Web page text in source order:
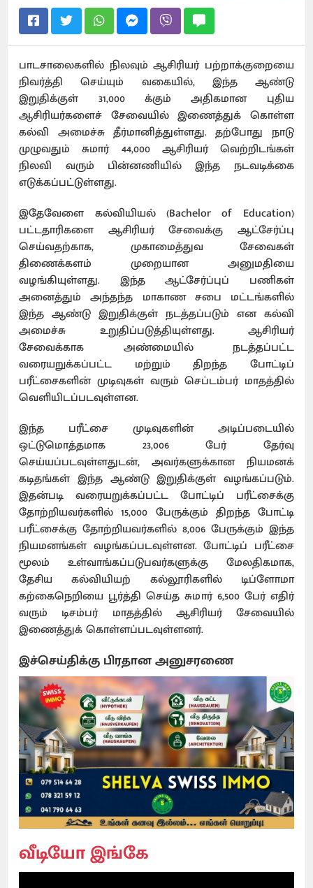
பாடசாலைகளில் நிலவும் ஆசிரியர் பற்றாக்குறையை
நிவர்த்தி செய்யும் வகையில், இந்த ஆண்டு
இறுதிக்குள் 31,000 க்கும் அதிகமான புதிய
ஆசிரியர்களைச் சேவையில் இணைத்துக் கொள்ள
கல்வி அமைச்சு தீர்மானித்துள்ளது. தற்போது நாடு
முழுவதும் சுமார் 44,000 ஆசிரியர் வெற்றிடங்கள்
நிலவி வரும் பின்னணியில் இந்த நடவடிக்கை
எடுக்கப்பட்டுள்ளது.
இதேவேளை கல்வியியல் (Bachelor of Education)
பட்டதாரிகளை ஆசிரியர் சேவைக்கு ஆட்சேர்ப்பு
செய்வதற்காக, முகாமைத்துவ சேவைகள்
திணைக்களம் முறையான அனுமதியை
வழங்கியுள்ளது. இந்த ஆட்சேர்ப்புப் பணிகள்
அனைத்தும் அந்தந்த மாகாண சபை மட்டங்களில்
இந்த ஆண்டு இறுதிக்குள் நடத்தப்படும் என கல்வி
அமைச்சு உறுதிப்படுத்தியுள்ளது. ஆசிரியர்
சேவைக்காக அண்மையில் நடத்தப்பட்ட
வரையறுக்கப்பட்ட மற்றும் திறந்த போட்டிப்
பரீட்சைகளின் முடிவுகள் வரும் செப்டம்பர் மாதத்தில்
வெளியிடப்படவுள்ளன.
இந்த பரீட்சை முடிவுகளின் அடிப்படையில்
ஒட்டுமொத்தமாக 23,006 பேர் தேர்வு
செய்யப்படவுள்ளதுடன், அவர்களுக்கான நியமனக்
கடிதங்கள் இந்த ஆண்டு இறுதிக்குள் வழங்கப்படும்.
இதன்படி வரையறுக்கப்பட்ட போட்டிப் பரீட்சைக்கு
தோற்றியவர்களில் 15,000 பேருக்கும் திறந்த போட்டி
பரீட்சைக்கு தோற்றியவர்களில் 8,006 பேருக்கும் இந்த
நியமனங்கள் வழங்கப்படவுள்ளன. போட்டிப் பரீட்சை
மூலம் உள்வாங்கப்படுபவர்களுக்கு மேலதிகமாக,
தேசிய கல்வியியற் கல்லூரிகளில் டிப்ளோமா
கற்கைநெறியை பூர்த்தி செய்த சுமார் 6,500 பேர் எதிர்
வரும் டிசம்பர் மாதத்தில் ஆசிரியர் சேவையில்
இணைத்துக் கொள்ளப்படவுள்ளனர்.
இச்செய்திக்கு பிரதான அனுசரணை
வீடியோ இங்கே